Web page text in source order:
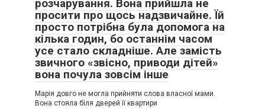
розчарування. Вона прийшла не
просити про щось надзвичайне. Їй
просто потрібна була допомога на
кілька годин, бо останнім часом
усе стало складніше. Але замість
звичного «звісно, приводи дітей»
вона почула зовсім інше
Марія довго не могла прийняти слова власної мами.
Вона стояла біля дверей її квартири